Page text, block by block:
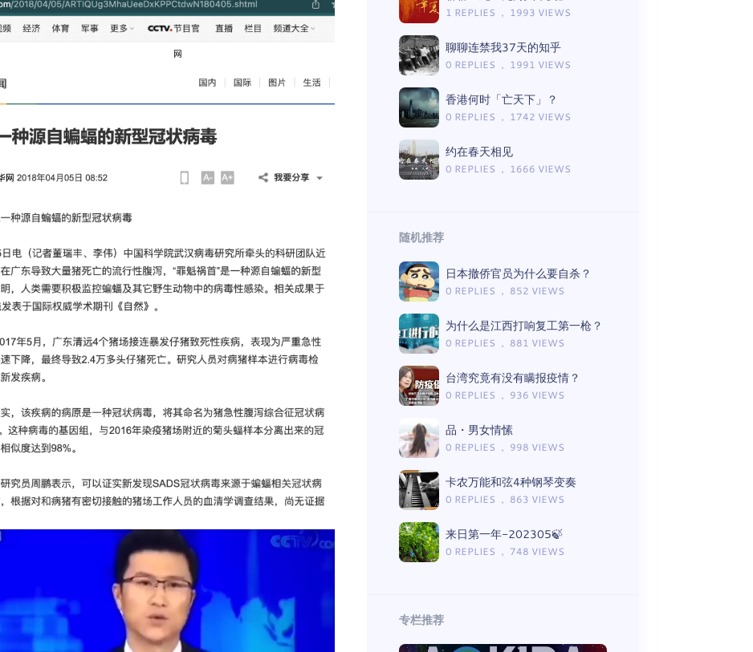
1 REPLIES ， 1993 VIEWS
聊聊连禁我37天的知乎
0 REPLIES ， 1991 VIEWS
香港何时「亡天下」？
0 REPLIES ， 1742 VIEWS
约在春天相见
0 REPLIES ， 1666 VIEWS
随机推荐
日本撤侨官员为什么要自杀？
0 REPLIES ， 852 VIEWS
为什么是江西打响复工第一枪？
0 REPLIES ， 881 VIEWS
台湾究竟有没有瞒报疫情？
0 REPLIES ， 936 VIEWS
品・男女情愫
0 REPLIES ， 998 VIEWS
卡农万能和弦4种钢琴变奏
0 REPLIES ， 863 VIEWS
来日第一年-202305🍃
0 REPLIES ， 748 VIEWS
专栏推荐